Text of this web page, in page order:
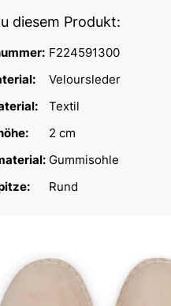
diesem Produkt:
F224591300
Veloursleder
Textil
2 cm
Gummisohle
Rund